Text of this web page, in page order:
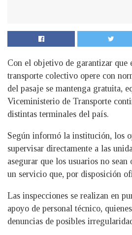
Con el objetivo de garantizar que
transporte colectivo opere con
del pasaje se mantenga gratuita,
Viceministerio de Transporte
distintas terminales del país.
Según informó la institución, los
supervisar directamente a las
asegurar que los usuarios no
un servicio que, por disposición
Las inspecciones se realizan en
apoyo de personal técnico,
denuncias de posibles